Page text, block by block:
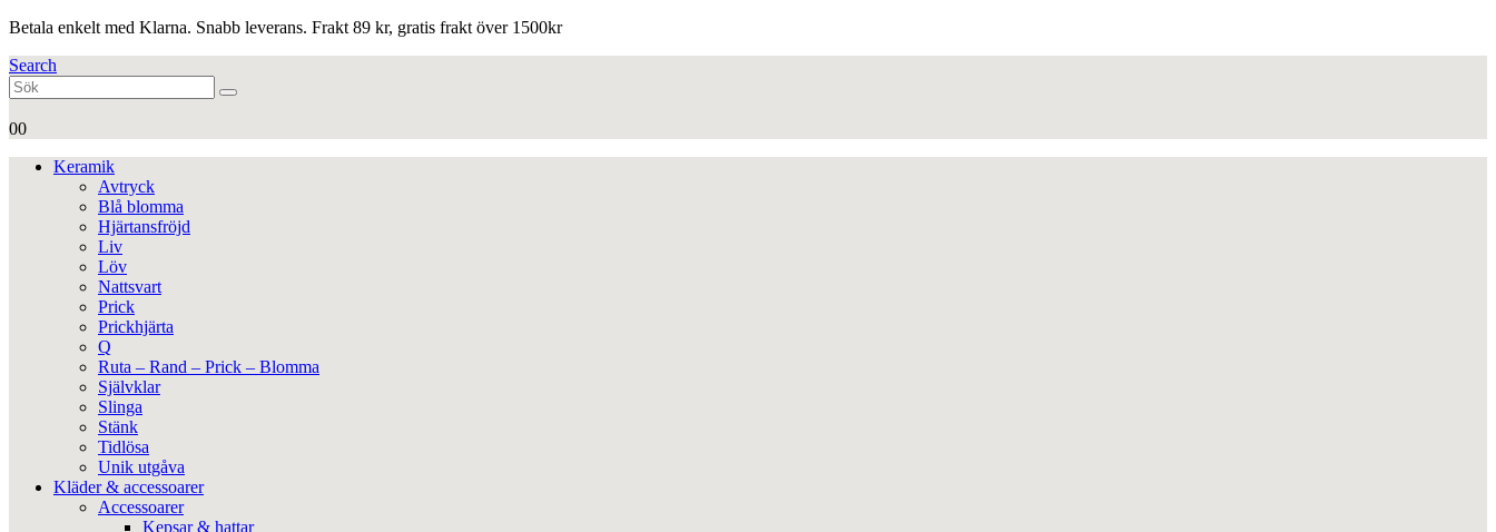
Betala enkelt med Klarna. Snabb leverans. Frakt 89 kr, gratis frakt över 1500kr
Search
00
Keramik
Avtryck
Blå blomma
Hjärtansfröjd
Liv
Löv
Nattsvart
Prick
Prickhjärta
Q
Ruta – Rand – Prick – Blomma
Självklar
Slinga
Stänk
Tidlösa
Unik utgåva
Kläder & accessoarer
Accessoarer
Kepsar & hattar